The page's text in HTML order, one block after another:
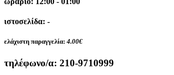
ιστοσελίδα: -
ελάχιστη παραγγελία: 4.00€
τηλέφωνο/α: 210-9710999